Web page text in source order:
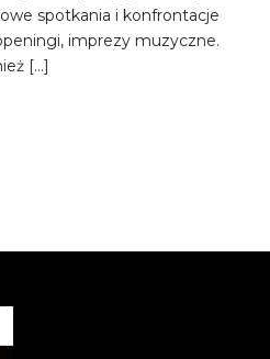
spotkania i konfrontacje
imprezy muzyczne.
[…]